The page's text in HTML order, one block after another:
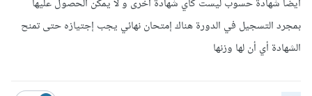
أيضا شهادة حسوب ليست كأي شهادة أخرى و لا يمكن الحصول عليها
بمجرد التسجيل في الدورة هناك إمتحان نهائي يجب إجتيازه حتى تمنح
الشهادة أي أن لها وزنها